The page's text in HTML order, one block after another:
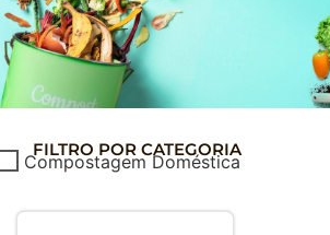
COMPOSTAGEM
DOMÉSTICA
seu Jardim - Cuide do Planeta
FILTRO POR CATEGORIA
Compostagem Doméstica